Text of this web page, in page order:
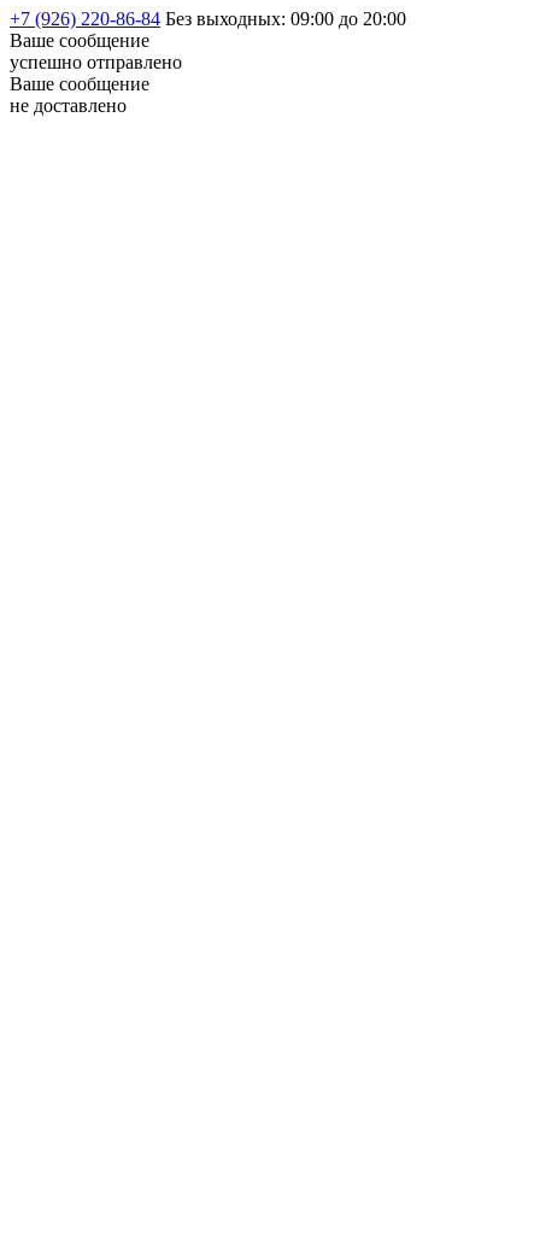
+7 (926) 220-86-84 Без выходных: 09:00 до 20:00
Ваше сообщение
успешно отправлено
Ваше сообщение
не доставлено